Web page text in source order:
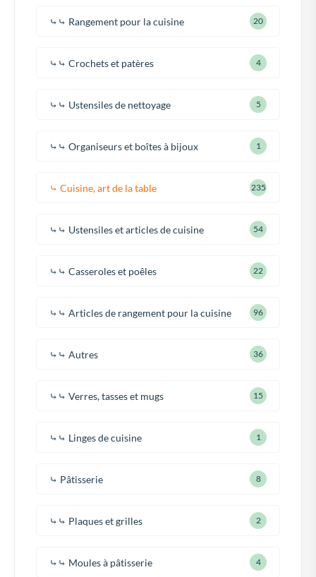
⤷⤷ Rangement pour la cuisine 20
⤷⤷ Crochets et patères 4
⤷⤷ Ustensiles de nettoyage 5
⤷⤷ Organiseurs et boîtes à bijoux 1
⤷ Cuisine, art de la table 235
⤷⤷ Ustensiles et articles de cuisine 54
⤷⤷ Casseroles et poêles 22
⤷⤷ Articles de rangement pour la cuisine 96
⤷⤷ Autres 36
⤷⤷ Verres, tasses et mugs 15
⤷⤷ Linges de cuisine 1
⤷ Pâtisserie 8
⤷⤷ Plaques et grilles 2
⤷⤷ Moules à pâtisserie 4